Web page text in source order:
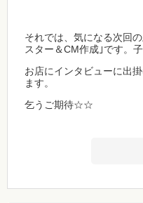
それでは、気になる次回
スター＆CM作成｣です。
お店にインタビューに出
ます。
乞うご期待☆☆